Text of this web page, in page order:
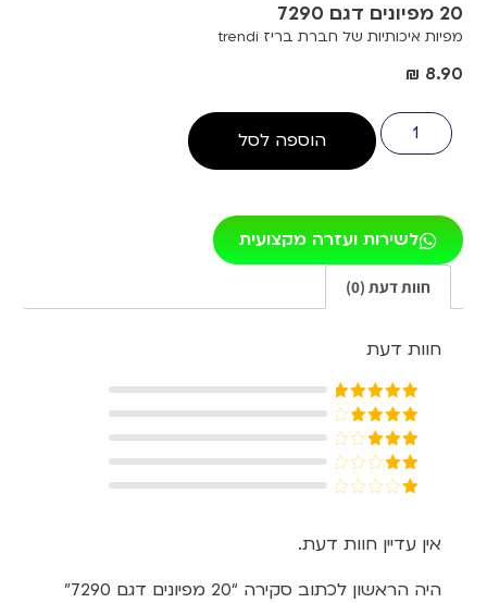
20 מפיונים דגם 7290
מפיות איכותיות של חברת בריז trendi
₪ 8.90
הוספה לסל
לשירות ועזרה מקצועית
חוות דעת (0)
חוות דעת
דורג5מתוך
5
דורג4
מתוך 5
דורג3
מתוך 5
דורג
מתוך
5
אין עדיין חוות דעת.
היה הראשון לכתוב סקירה “20 מפיונים דגם 7290”